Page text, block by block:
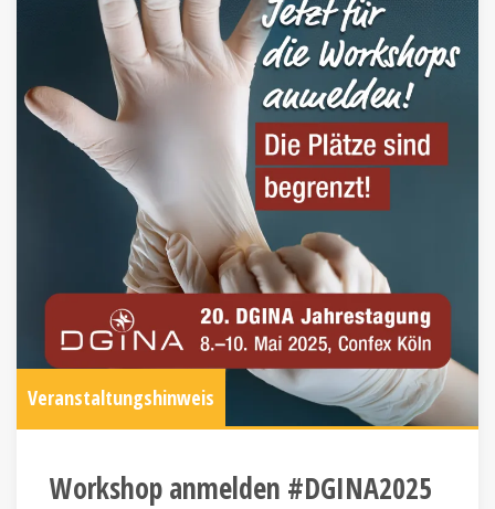
Veranstaltungshinweis
Workshop anmelden #DGINA2025